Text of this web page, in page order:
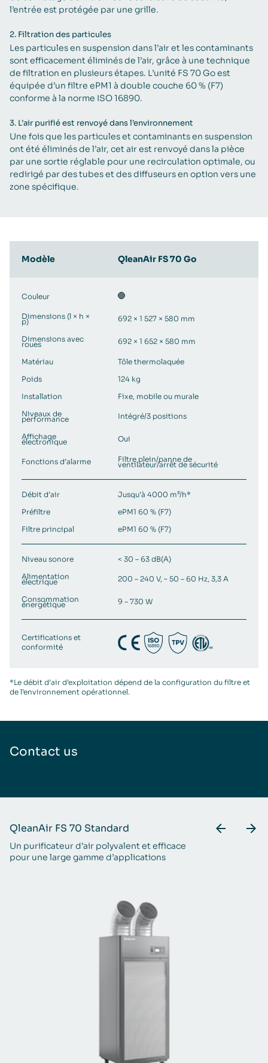
l’entrée est protégée par une grille.
2. Filtration des particules
Les particules en suspension dans l’air et les contaminants
sont efficacement éliminés de l’air, grâce à une technique
de filtration en plusieurs étapes. L’unité FS 70 Go est
équipée d’un filtre ePM1 à double couche 60 % (F7)
conforme à la norme ISO 16890.
3. L’air purifié est renvoyé dans l’environnement
Une fois que les particules et contaminants en suspension
ont été éliminés de l’air, cet air est renvoyé dans la pièce
par une sortie réglable pour une recirculation optimale, ou
redirigé par des tubes et des diffuseurs en option vers une
zone spécifique.
Modèle QleanAir FS 70 Go
Couleur
Dimensions (l × h ×
p) 692 × 1 527 × 580 mm
Dimensions avec
roues 692 × 1 652 × 580 mm
Matériau
Tôle thermolaquée
Poids
124 kg
Installation
Fixe, mobile ou murale
Niveaux de
performance Intégré/3 positions
Affichage
électronique Oui
Fonctions d’alarme Filtre plein/panne de
ventilateur/arrêt de sécurité
Débit d’air
Jusqu’à 4000 m³/h*
Préfiltre
ePM1 60 % (F7)
Filtre principal
ePM1 60 % (F7)
Niveau sonore
< 30 – 63 dB(A)
Alimentation
électrique 200 – 240 V, ~ 50 – 60 Hz, 3,3 A
Consommation
énergétique 9 – 730 W
Certifications et
conformité
*Le débit d’air d’exploitation dépend de la configuration du filtre et
de l’environnement opérationnel.
Contact us
QleanAir FS 70 Standard
Un purificateur d’air polyvalent et efficace
pour une large gamme d’applications